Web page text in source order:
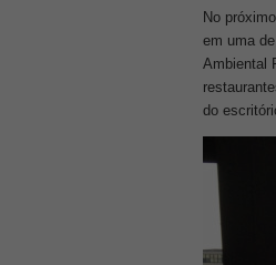
No
em uma
Ambiental
do